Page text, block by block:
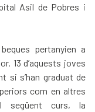
Asil de Pobres i
pertanyien a
13 d’aquests joves
si s’han graduat de
com en altres
següent curs, la